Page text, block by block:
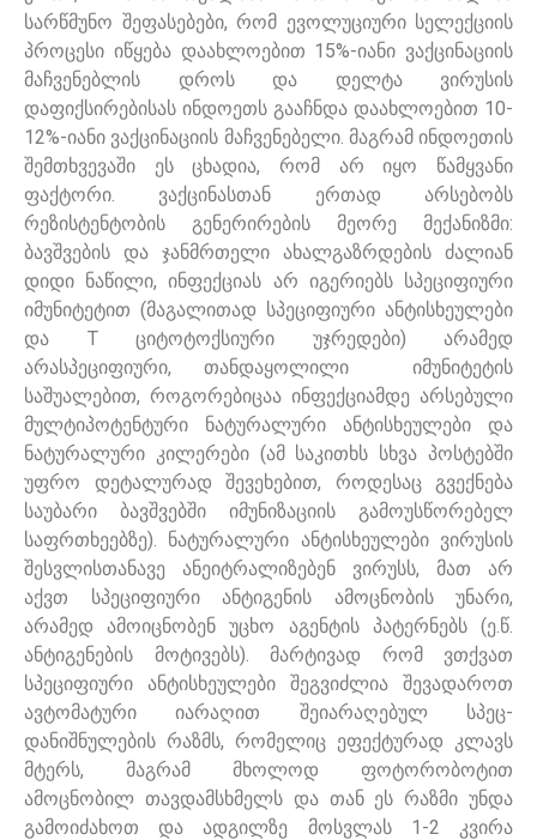
სარწმუნო შეფასებები, რომ ევოლუციური სელექციის
პროცესი იწყება დაახლოებით 15%-იანი ვაქცინაციის
მაჩვენებლის დროს და დელტა ვირუსის
დაფიქსირებისას ინდოეთს გააჩნდა დაახლოებით 10-
12%-იანი ვაქცინაციის მაჩვენებელი. მაგრამ ინდოეთის
შემთხვევაში ეს ცხადია, რომ არ იყო წამყვანი
ფაქტორი. ვაქცინასთან ერთად არსებობს
რეზისტენტობის გენერირების მეორე მექანიზმი:
ბავშვების და ჯანმრთელი ახალგაზრდების ძალიან
დიდი ნაწილი, ინფექციას არ იგერიებს სპეციფიური
იმუნიტეტით (მაგალითად სპეციფიური ანტისხეულები
და T ციტოტოქსიური უჯრედები) არამედ
არასპეციფიური, თანდაყოლილი იმუნიტეტის
საშუალებით, როგორებიცაა ინფექციამდე არსებული
მულტიპოტენტური ნატურალური ანტისხეულები და
ნატურალური კილერები (ამ საკითხს სხვა პოსტებში
უფრო დეტალურად შევეხებით, როდესაც გვექნება
საუბარი ბავშვებში იმუნიზაციის გამოუსწორებელ
საფრთხეებზე). ნატურალური ანტისხეულები ვირუსის
შესვლისთანავე ანეიტრალიზებენ ვირუსს, მათ არ
აქვთ სპეციფიური ანტიგენის ამოცნობის უნარი,
არამედ ამოიცნობენ უცხო აგენტის პატერნებს (ე.წ.
ანტიგენების მოტივებს). მარტივად რომ ვთქვათ
სპეციფიური ანტისხეულები შეგვიძლია შევადაროთ
ავტომატური იარაღით შეიარაღებულ სპეც-
დანიშნულების რაზმს, რომელიც ეფექტურად კლავს
მტერს, მაგრამ მხოლოდ ფოტორობოტით
ამოცნობილ თავდამსხმელს და თან ეს რაზმი უნდა
გამოიძახოთ და ადგილზე მოსვლას 1-2 კვირა